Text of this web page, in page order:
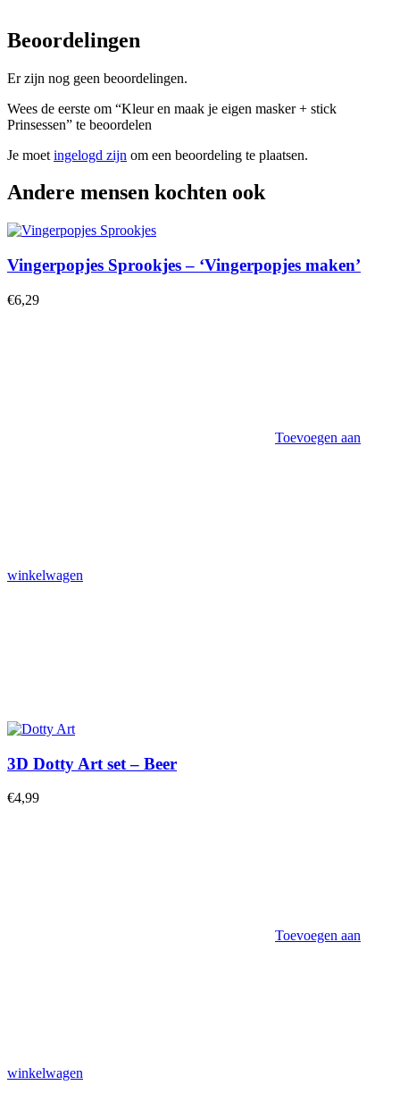
Beoordelingen
Er zijn nog geen beoordelingen.
Wees de eerste om “Kleur en maak je eigen masker + stick
Prinsessen” te beoordelen
Je moet ingelogd zijn om een beoordeling te plaatsen.
Andere mensen kochten ook
Vingerpopjes Sprookjes – ‘Vingerpopjes maken’
€6,29
Toevoegen aan
winkelwagen
3D Dotty Art set – Beer
€4,99
Toevoegen aan
winkelwagen